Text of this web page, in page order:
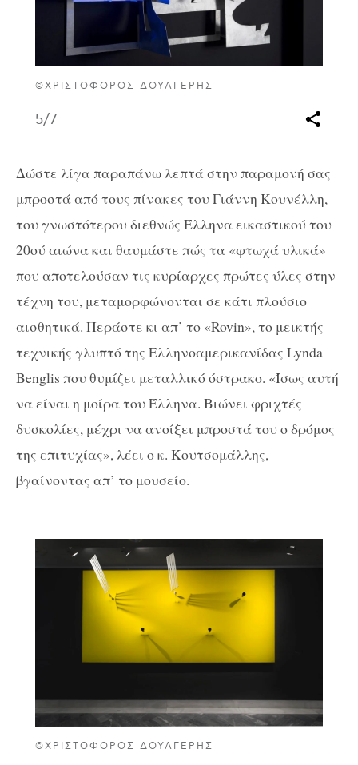
©ΧΡΙΣΤΌΦΟΡΟΣ ΔΟΥΛΓΈΡΗΣ
5/7
Δώστε λίγα παραπάνω λεπτά στην παραμονή σας
μπροστά από τους πίνακες του Γιάννη Κουνέλλη,
του γνωστότερου διεθνώς Έλληνα εικαστικού του
20ού αιώνα και θαυμάστε πώς τα «φτωχά υλικά»
που αποτελούσαν τις κυρίαρχες πρώτες ύλες στην
τέχνη του, μεταμορφώνονται σε κάτι πλούσιο
αισθητικά. Περάστε κι απ’ το «Rovin», το μεικτής
τεχνικής γλυπτό της Ελληνοαμερικανίδας Lynda
Benglis που θυμίζει μεταλλικό όστρακο. «Ίσως αυτή
να είναι η μοίρα του Έλληνα. Βιώνει φριχτές
δυσκολίες, μέχρι να ανοίξει μπροστά του ο δρόμος
της επιτυχίας», λέει ο κ. Κουτσομάλλης,
βγαίνοντας απ’ το μουσείο.
©ΧΡΙΣΤΌΦΟΡΟΣ ΔΟΥΛΓΈΡΗΣ